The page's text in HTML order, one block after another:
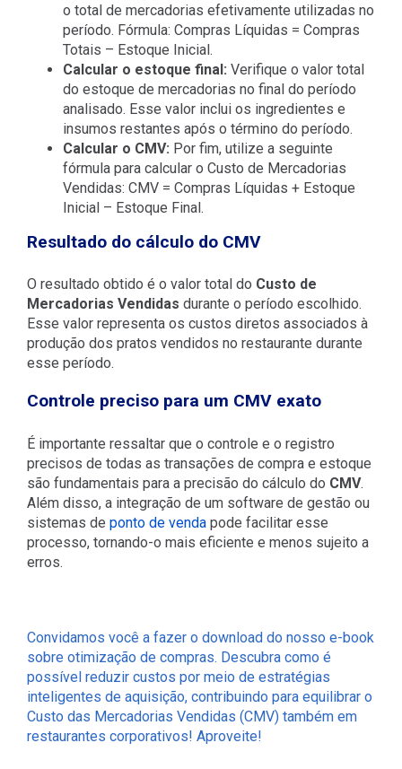
o total de mercadorias efetivamente utilizadas no
período. Fórmula: Compras Líquidas = Compras
Totais – Estoque Inicial.
Calcular o estoque final: Verifique o valor total
do estoque de mercadorias no final do período
analisado. Esse valor inclui os ingredientes e
insumos restantes após o término do período.
Calcular o CMV: Por fim, utilize a seguinte
fórmula para calcular o Custo de Mercadorias
Vendidas: CMV = Compras Líquidas + Estoque
Inicial – Estoque Final.
Resultado do cálculo do CMV
O resultado obtido é o valor total do Custo de
Mercadorias Vendidas durante o período escolhido.
Esse valor representa os custos diretos associados à
produção dos pratos vendidos no restaurante durante
esse período.
Controle preciso para um CMV exato
É importante ressaltar que o controle e o registro
precisos de todas as transações de compra e estoque
são fundamentais para a precisão do cálculo do CMV.
Além disso, a integração de um software de gestão ou
sistemas de ponto de vendapode facilitar esse
processo, tornando-o mais eficiente e menos sujeito a
erros.
Convidamos você a fazer o download do nosso e-book
sobre otimização de compras. Descubra como é
possível reduzir custos por meio de estratégias
inteligentes de aquisição, contribuindo para equilibrar o
Custo das Mercadorias Vendidas (CMV) também em
restaurantes corporativos! Aproveite!